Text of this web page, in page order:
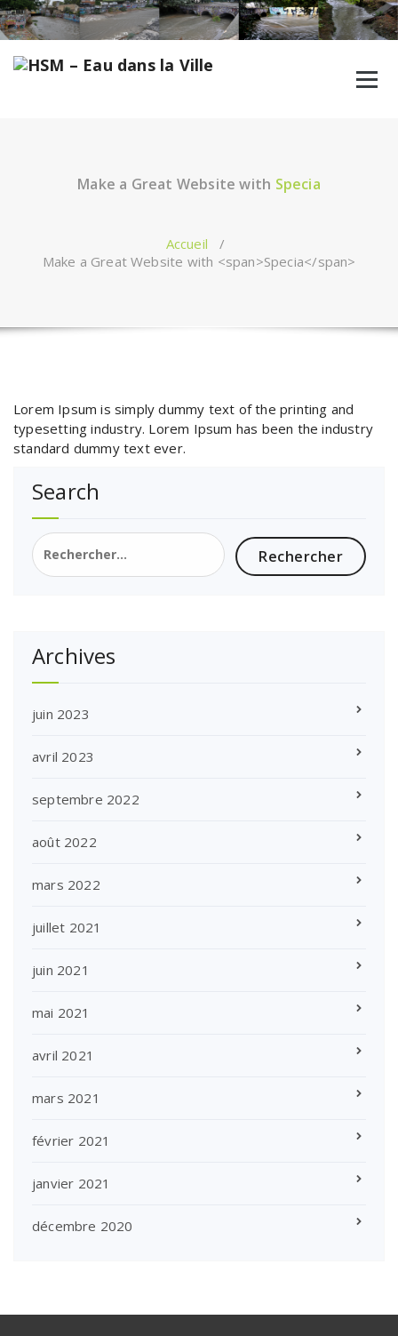
Aller
au
contenu
Make a Great Website with Specia
Accueil /
Make a Great Website with <span>Specia</span>
Lorem Ipsum is simply dummy text of the printing and
typesetting industry. Lorem Ipsum has been the industry
standard dummy text ever.
Search
Rechercher :
Archives
juin 2023
avril 2023
septembre 2022
août 2022
mars 2022
juillet 2021
juin 2021
mai 2021
avril 2021
mars 2021
février 2021
janvier 2021
décembre 2020